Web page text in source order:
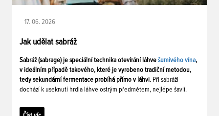
17. 06. 2026
Jak udělat sabráž
Sabráž (sabrage) je speciální technika otevírání láhve šumivého vína,
v ideálním případě takového, které je vyrobeno tradiční metodou,
tedy sekundární fermentace probíhá přímo v láhvi. Při sabráži
dochází k useknutí hrdla láhve ostrým předmětem, nejlépe šavlí.